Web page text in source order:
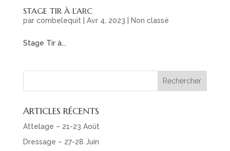
STAGE TIR À L’ARC
par combelequit| Avr 4, 2023 Non classé
Stage Tir à...
ARTICLES RÉCENTS
Attelage – 21-23 Août
Dressage – 27-28 Juin